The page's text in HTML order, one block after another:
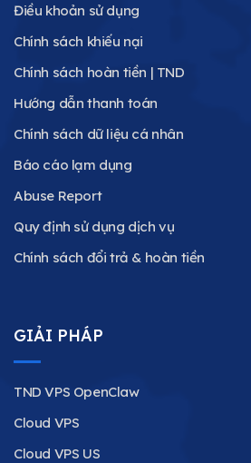
Điều khoản sử dụng
Chính sách khiếu nại
Chính sách hoàn tiền | TND
Hướng dẫn thanh toán
Chính sách dữ liệu cá nhân
Báo cáo lạm dụng
Abuse Report
Quy định sử dụng dịch vụ
Chính sách đổi trả & hoàn tiền
GIẢI PHÁP
TND VPS OpenClaw
Cloud VPS
Cloud VPS US